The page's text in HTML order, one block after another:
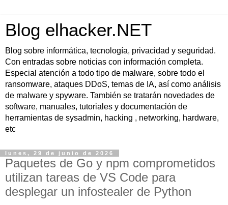
Blog elhacker.NET
Blog sobre informática, tecnología, privacidad y seguridad.
Con entradas sobre noticias con información completa.
Especial atención a todo tipo de malware, sobre todo el
ransomware, ataques DDoS, temas de IA, así como análisis
de malware y spyware. También se tratarán novedades de
software, manuales, tutoriales y documentación de
herramientas de sysadmin, hacking , networking, hardware,
etc
lunes, 29 de junio de 2026
Paquetes de Go y npm comprometidos
utilizan tareas de VS Code para
desplegar un infostealer de Python